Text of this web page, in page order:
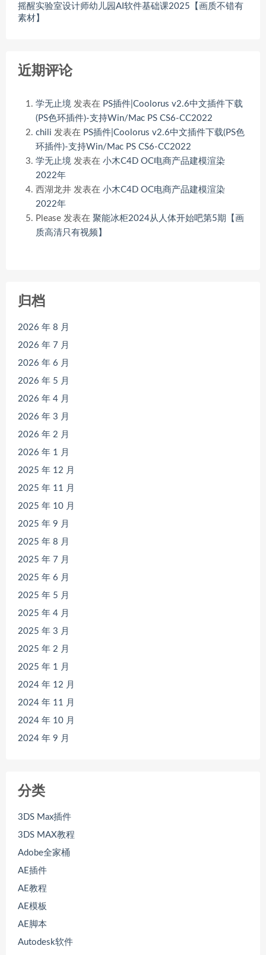
摇醒实验室设计师幼儿园AI软件基础课2025【画质不错有
素材】
近期评论
学无止境 发表在 PS插件|Coolorus v2.6中文插件下载
(PS色环插件)-支持Win/Mac PS CS6-CC2022
chili 发表在 PS插件|Coolorus v2.6中文插件下载(PS色
环插件)-支持Win/Mac PS CS6-CC2022
学无止境 发表在 小木C4D OC电商产品建模渲染
2022年
西湖龙井 发表在 小木C4D OC电商产品建模渲染
2022年
Please 发表在 聚能冰柜2024从人体开始吧第5期【画
质高清只有视频】
归档
2026 年 8 月
2026 年 7 月
2026 年 6 月
2026 年 5 月
2026 年 4 月
2026 年 3 月
2026 年 2 月
2026 年 1 月
2025 年 12 月
2025 年 11 月
2025 年 10 月
2025 年 9 月
2025 年 8 月
2025 年 7 月
2025 年 6 月
2025 年 5 月
2025 年 4 月
2025 年 3 月
2025 年 2 月
2025 年 1 月
2024 年 12 月
2024 年 11 月
2024 年 10 月
2024 年 9 月
分类
3DS Max插件
3DS MAX教程
Adobe全家桶
AE插件
AE教程
AE模板
AE脚本
Autodesk软件